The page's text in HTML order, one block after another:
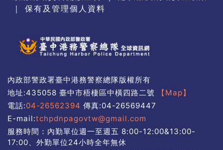
｜
保有及管理個人資料
內政部警政署臺中港務警察總隊版權所有
地址:435058 臺中市梧棲區中橫四路二號
【Map】
電話:04-26562394 傳真:04-26569447
E-mail:tchpdnpagovtw@gmail.com
服務時間：內勤單位週一至週五 8:00-12:00&13:00-
17:00、外勤單位24小時全年無休